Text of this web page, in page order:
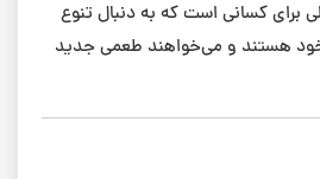
برای کسانی است که به دنبال تنوع
هستند و می‌خواهند طعمی جدید